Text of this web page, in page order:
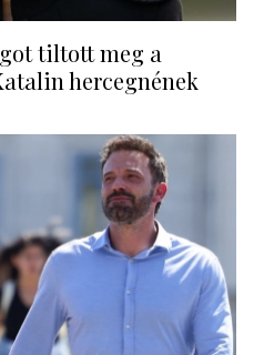
tiltott meg a
hercegnének